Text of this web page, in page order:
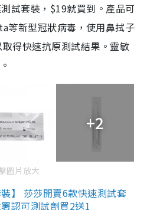
試套裝，$19就買到。產品可
等新型冠狀病毒，使用鼻拭子
得快速抗原測試結果。靈敏
+2
圖片放大
】 莎莎開賣6款快速測試套
認可測試劑買2送1